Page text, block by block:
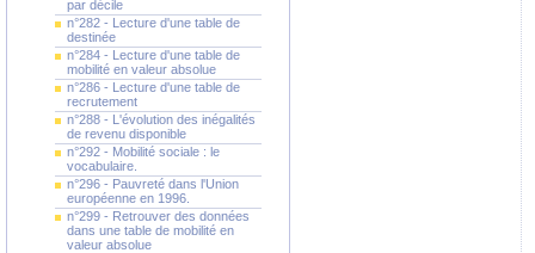
par décile
n°282 - Lecture d'une table de
destinée
n°284 - Lecture d'une table de
mobilité en valeur absolue
n°286 - Lecture d'une table de
recrutement
n°288 - L'évolution des inégalités
de revenu disponible
n°292 - Mobilité sociale : le
vocabulaire.
n°296 - Pauvreté dans l'Union
européenne en 1996.
n°299 - Retrouver des données
dans une table de mobilité en
valeur absolue